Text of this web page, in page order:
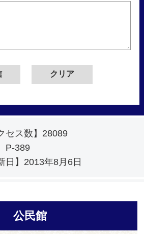
セス数】 28089
P-389
日】 2013年8月6日
公民館